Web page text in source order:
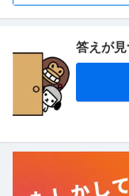
答えが見